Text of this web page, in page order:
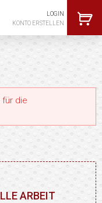
LOGIN
KONTO ERSTELLEN
für die
ARBEIT